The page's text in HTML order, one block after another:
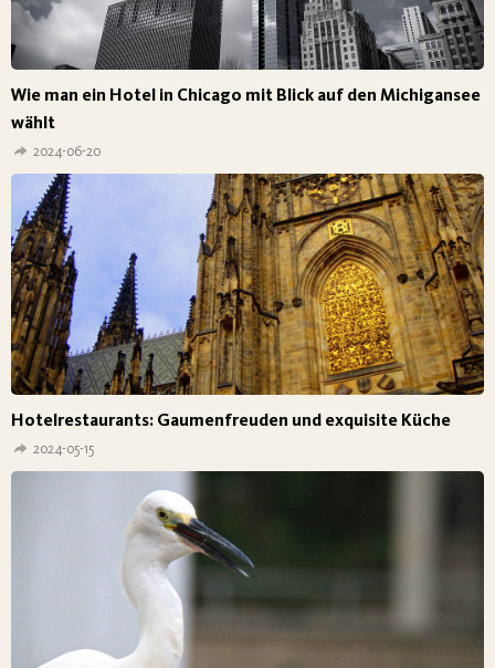
Wie man ein Hotel in Chicago mit Blick auf den Michigansee
wählt
2024-06-20
Hotelrestaurants: Gaumenfreuden und exquisite Küche
2024-05-15